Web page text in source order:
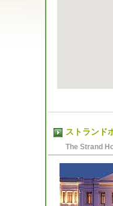
ストランド
The Strand